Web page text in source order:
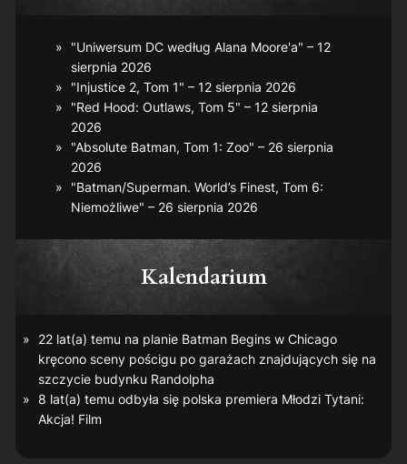
"Uniwersum DC według Alana Moore'a" – 12
sierpnia 2026
"Injustice 2, Tom 1" – 12 sierpnia 2026
"Red Hood: Outlaws, Tom 5" – 12 sierpnia
2026
"Absolute Batman, Tom 1: Zoo" – 26 sierpnia
2026
"Batman/Superman. World’s Finest, Tom 6:
Niemożliwe" – 26 sierpnia 2026
Kalendarium
22 lat(a) temu na planie Batman Beginsw Chicago
kręcono sceny pościgu po garażach znajdujących się na
szczycie budynku Randolpha
8 lat(a) temu odbyła się polska premiera Młodzi Tytani:
Akcja! Film